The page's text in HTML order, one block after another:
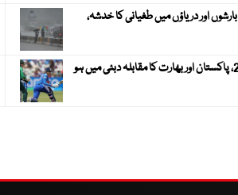
میں بارشوں اور دریاؤں میں طغیانی کا خدشہ،
ویمنز ایشیا کپ 2026، پاکستان اور بھارت کا مقابلہ دبئی میں ہو